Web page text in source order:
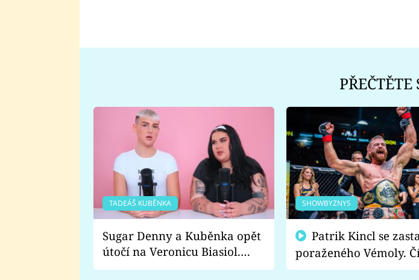
PŘEČTĚTE
TADEÁŠ KUBĚNKA
Sugar Denny a Kuběnka opět
útočí na Veronicu Biasiol.
Proč je podle nich falešná a
SHOWBYZNYS
poraženého Vémoly.
fanoušci naštvali?